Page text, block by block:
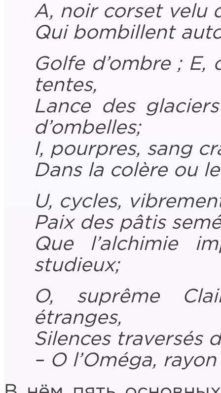
A, noir corset velu
Qui bombillent
Golfe d’ombre ; E,
tentes,
Lance des
d’ombelles;
I, pourpres, sang
Dans la colère ou
U, cycles,
Paix des pâtis
Que l’alchimie
studieux;
O, suprême
étranges,
Silences traversés
– O l’Oméga,